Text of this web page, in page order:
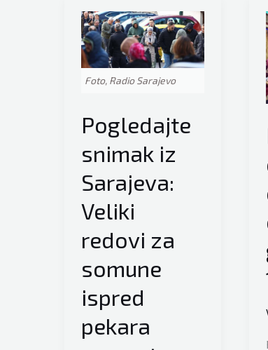
Foto, Radio Sarajevo
Pogledajte
snimak iz
Sarajeva:
Veliki
redovi za
somune
ispred
pekara